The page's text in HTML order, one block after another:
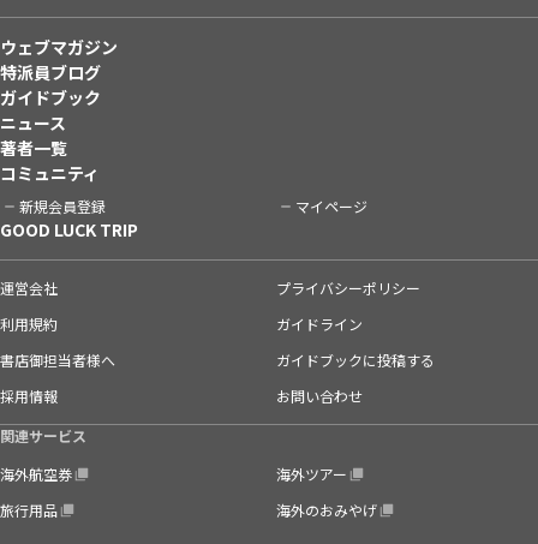
ウェブマガジン
特派員ブログ
ガイドブック
ニュース
著者一覧
コミュニティ
新規会員登録 マイページ
GOOD LUCK TRIP
運営会社
プライバシーポリシー
利用規約
ガイドライン
書店御担当者様へ
ガイドブックに投稿する
採用情報
お問い合わせ
関連サービス
海外航空券
海外ツアー
旅行用品
海外のおみやげ